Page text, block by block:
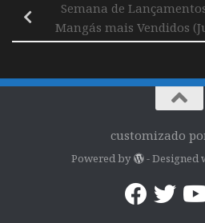
Semana de
Mangás mais Vendidos
customizado
Powered by - Designed